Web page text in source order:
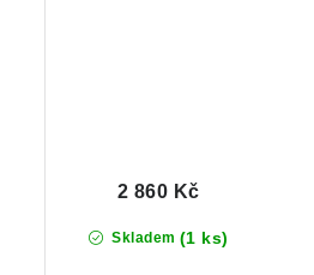
Skladem (1 ks)
2 860 Kč